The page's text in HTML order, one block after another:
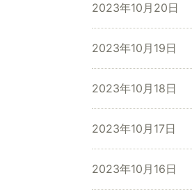
2023年10月20日
2023年10月19日
2023年10月18日
2023年10月17日
2023年10月16日